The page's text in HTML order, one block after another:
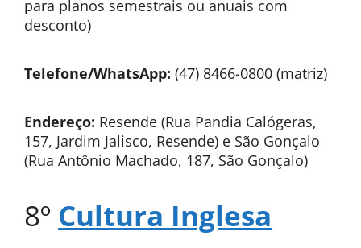
para planos semestrais ou anuais com
desconto)
Telefone/WhatsApp: (47) 8466-0800 (matriz)
Endereço: Resende (Rua Pandia Calógeras,
157, Jardim Jalisco, Resende) e São Gonçalo
(Rua Antônio Machado, 187, São Gonçalo)
8º Cultura Inglesa